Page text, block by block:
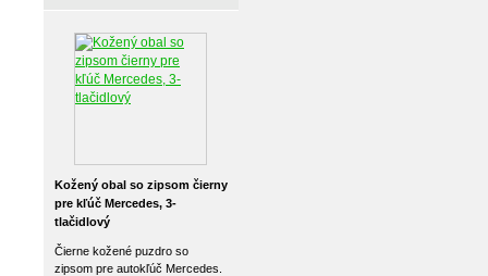
Kožený obal so zipsom čierny
pre kľúč Mercedes, 3-
tlačidlový
Čierne kožené puzdro so
zipsom pre autokľúč Mercedes.